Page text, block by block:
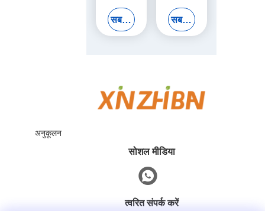
अनुकूलन
लिए आत्म
चिपकने वाला
जलरोधी
मरम्मत स्टिकर
सबसे अच्छी कीमत पाएं
और सजावट
के लिए
जलरोधक
सबसे अच्छी कीमत पाएं
सोशल मीडिया
त्वरित संपर्क करें